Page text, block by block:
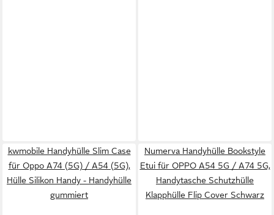
kwmobile Handyhülle Slim Case
für Oppo A74 (5G) / A54 (5G),
Hülle Silikon Handy - Handyhülle
gummiert
Numerva Handyhülle Bookstyle
Etui für OPPO A54 5G / A74 5G,
Handytasche Schutzhülle
Klapphülle Flip Cover Schwarz